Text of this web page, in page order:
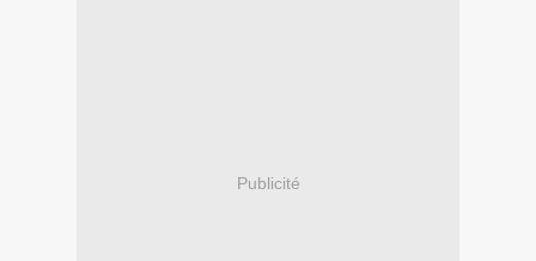
Publicité